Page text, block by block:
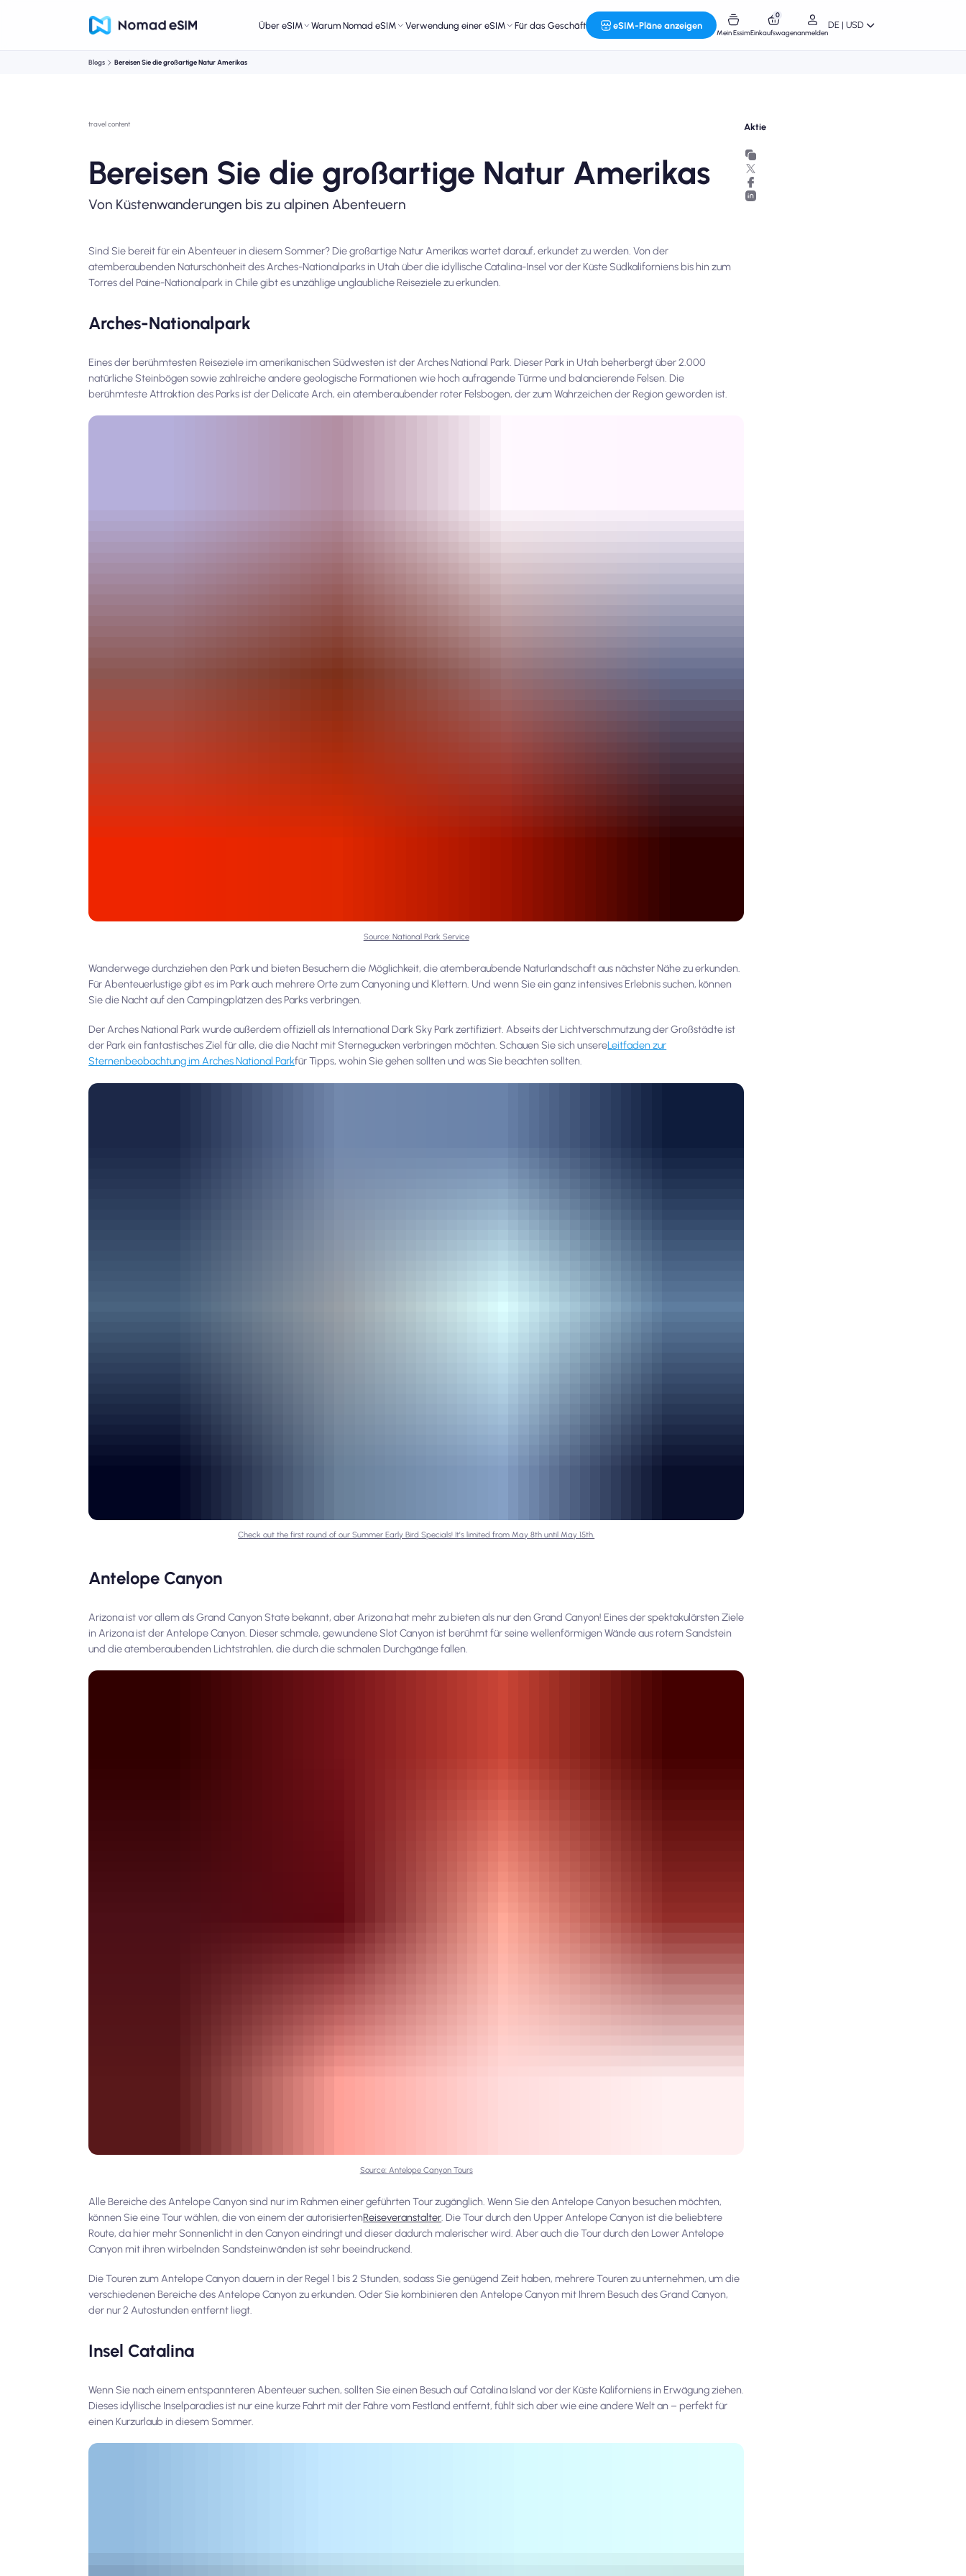
Über eSIM Warum Nomad eSIM Verwendung einer eSIM Für das Geschäft eSIM-Pläne anzeigen
Mein Essim
0
Einkaufswagenanmelden
DE | USD
Blogs Bereisen Sie die großartige Natur Amerikas
travel content
Bereisen Sie die großartige Natur Amerikas
Von Küstenwanderungen bis zu alpinen Abenteuern
Sind Sie bereit für ein Abenteuer in diesem Sommer? Die großartige Natur Amerikas wartet darauf, erkundet zu werden. Von der
atemberaubenden Naturschönheit des Arches-Nationalparks in Utah über die idyllische Catalina-Insel vor der Küste Südkaliforniens bis hin zum
Torres del Paine-Nationalpark in Chile gibt es unzählige unglaubliche Reiseziele zu erkunden.
Arches-Nationalpark
Eines der berühmtesten Reiseziele im amerikanischen Südwesten ist der Arches National Park. Dieser Park in Utah beherbergt über 2.000
natürliche Steinbögen sowie zahlreiche andere geologische Formationen wie hoch aufragende Türme und balancierende Felsen. Die
berühmteste Attraktion des Parks ist der Delicate Arch, ein atemberaubender roter Felsbogen, der zum Wahrzeichen der Region geworden ist.
Source: National Park Service
Wanderwege durchziehen den Park und bieten Besuchern die Möglichkeit, die atemberaubende Naturlandschaft aus nächster Nähe zu erkunden.
Für Abenteuerlustige gibt es im Park auch mehrere Orte zum Canyoning und Klettern. Und wenn Sie ein ganz intensives Erlebnis suchen, können
Sie die Nacht auf den Campingplätzen des Parks verbringen.
Der Arches National Park wurde außerdem offiziell als International Dark Sky Park zertifiziert. Abseits der Lichtverschmutzung der Großstädte ist
der Park ein fantastisches Ziel für alle, die die Nacht mit Sternegucken verbringen möchten. Schauen Sie sich unsereLeitfaden zur
Sternenbeobachtung im Arches National Parkfür Tipps, wohin Sie gehen sollten und was Sie beachten sollten.
Check out the first round of our Summer Early Bird Specials! It’s limited from May 8th until May 15th.
Antelope Canyon
Arizona ist vor allem als Grand Canyon State bekannt, aber Arizona hat mehr zu bieten als nur den Grand Canyon! Eines der spektakulärsten Ziele
in Arizona ist der Antelope Canyon. Dieser schmale, gewundene Slot Canyon ist berühmt für seine wellenförmigen Wände aus rotem Sandstein
und die atemberaubenden Lichtstrahlen, die durch die schmalen Durchgänge fallen.
Source: Antelope Canyon Tours
Alle Bereiche des Antelope Canyon sind nur im Rahmen einer geführten Tour zugänglich. Wenn Sie den Antelope Canyon besuchen möchten,
können Sie eine Tour wählen, die von einem der autorisiertenReiseveranstalter. Die Tour durch den Upper Antelope Canyon ist die beliebtere
Route, da hier mehr Sonnenlicht in den Canyon eindringt und dieser dadurch malerischer wird. Aber auch die Tour durch den Lower Antelope
Canyon mit ihren wirbelnden Sandsteinwänden ist sehr beeindruckend.
Die Touren zum Antelope Canyon dauern in der Regel 1 bis 2 Stunden, sodass Sie genügend Zeit haben, mehrere Touren zu unternehmen, um die
verschiedenen Bereiche des Antelope Canyon zu erkunden. Oder Sie kombinieren den Antelope Canyon mit Ihrem Besuch des Grand Canyon,
der nur 2 Autostunden entfernt liegt.
Insel Catalina
Wenn Sie nach einem entspannteren Abenteuer suchen, sollten Sie einen Besuch auf Catalina Island vor der Küste Kaliforniens in Erwägung ziehen.
Dieses idyllische Inselparadies ist nur eine kurze Fahrt mit der Fähre vom Festland entfernt, fühlt sich aber wie eine andere Welt an – perfekt für
einen Kurzurlaub in diesem Sommer.
Aktie